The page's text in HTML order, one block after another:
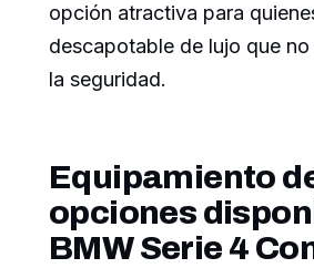
opción atractiva para
descapotable de lujo que
la seguridad.
Equipamiento
opciones
BMW Serie 4